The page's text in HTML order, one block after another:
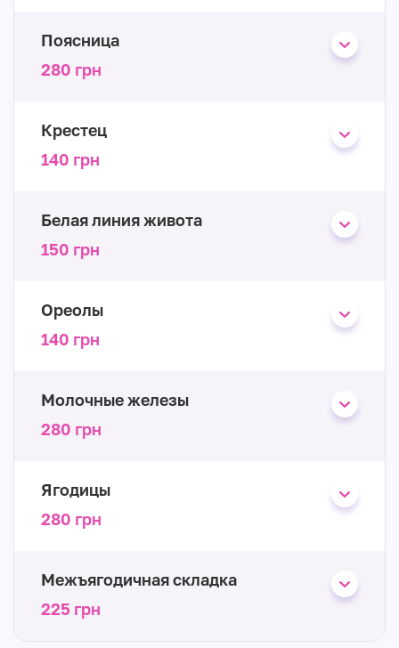
Поясница
280 грн
Крестец
140 грн
Белая линия живота
150 грн
Ореолы
140 грн
Молочные железы
280 грн
Ягодицы
280 грн
Межъягодичная складка
225 грн